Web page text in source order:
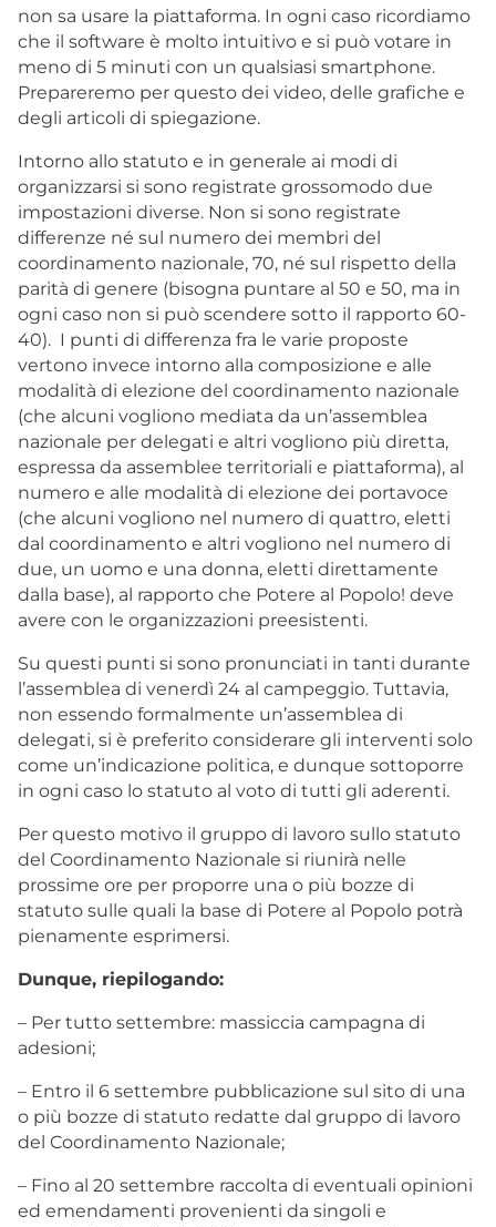
non sa usare la piattaforma. In ogni caso ricordiamo
che il software è molto intuitivo e si può votare in
meno di 5 minuti con un qualsiasi smartphone.
Prepareremo per questo dei video, delle grafiche e
degli articoli di spiegazione.
Intorno allo statuto e in generale ai modi di
organizzarsi si sono registrate grossomodo due
impostazioni diverse. Non si sono registrate
differenze né sul numero dei membri del
coordinamento nazionale, 70, né sul rispetto della
parità di genere (bisogna puntare al 50 e 50, ma in
ogni caso non si può scendere sotto il rapporto 60-
40). I punti di differenza fra le varie proposte
vertono invece intorno alla composizione e alle
modalità di elezione del coordinamento nazionale
(che alcuni vogliono mediata da un’assemblea
nazionale per delegati e altri vogliono più diretta,
espressa da assemblee territoriali e piattaforma), al
numero e alle modalità di elezione dei portavoce
(che alcuni vogliono nel numero di quattro, eletti
dal coordinamento e altri vogliono nel numero di
due, un uomo e una donna, eletti direttamente
dalla base), al rapporto che Potere al Popolo! deve
avere con le organizzazioni preesistenti.
Su questi punti si sono pronunciati in tanti durante
l’assemblea di venerdì 24 al campeggio. Tuttavia,
non essendo formalmente un’assemblea di
delegati, si è preferito considerare gli interventi solo
come un’indicazione politica, e dunque sottoporre
in ogni caso lo statuto al voto di tutti gli aderenti.
Per questo motivo il gruppo di lavoro sullo statuto
del Coordinamento Nazionale si riunirà nelle
prossime ore per proporre una o più bozze di
statuto sulle quali la base di Potere al Popolo potrà
pienamente esprimersi.
Dunque, riepilogando:
– Per tutto settembre: massiccia campagna di
adesioni;
– Entro il 6 settembre pubblicazione sul sito di una
o più bozze di statuto redatte dal gruppo di lavoro
del Coordinamento Nazionale;
– Fino al 20 settembre raccolta di eventuali opinioni
ed emendamenti provenienti da singoli e